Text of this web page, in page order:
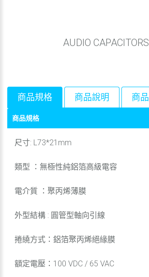
AUDIO CAPACITORS
商品規格 商品說明 商
商品規格
尺寸: L73*21mm
類型 ：無極性純鋁箔高級電容
電介質 ：聚丙烯薄膜
外型結構 : 圓管型軸向引線
捲繞方式：鋁箔聚丙烯絕緣膜
額定電壓：100 VDC / 65 VAC